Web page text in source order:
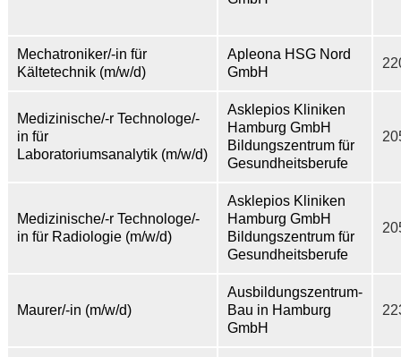
Mechatroniker/-in für
Kältetechnik (m/w/d)
Apleona HSG Nord
GmbH
Medizinische/-r Technologe/-
in für
Laboratoriumsanalytik (m/w/d)
Asklepios Kliniken
Hamburg GmbH
Bildungszentrum für
Gesundheitsberufe
Medizinische/-r Technologe/-
in für Radiologie (m/w/d)
Asklepios Kliniken
Hamburg GmbH
Bildungszentrum für
Gesundheitsberufe
Maurer/-in (m/w/d)
Ausbildungszentrum-
Bau in Hamburg
GmbH